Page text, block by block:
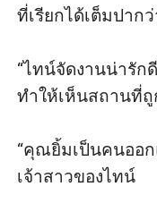
ที่เรียกได้เต็มปาก
“ไทน์จัดงานน่ารัก
ทำให้เห็นสถานที่ถู
“คุณยิ้มเป็นคนออก
เจ้าสาวของไทน์